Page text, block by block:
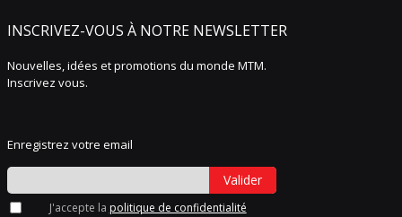
INSCRIVEZ-VOUS À NOTRE NEWSLETTER
Nouvelles, idées et promotions du monde MTM.
Inscrivez vous.
Enregistrez votre email
Valider
J'accepte la politique de confidentialité